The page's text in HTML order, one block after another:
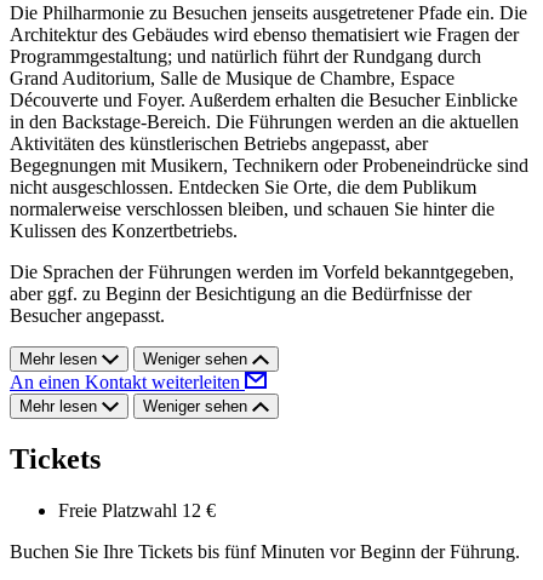
Die Philharmonie zu Besuchen jenseits ausgetretener Pfade ein. Die
Architektur des Gebäudes wird ebenso thematisiert wie Fragen der
Programmgestaltung; und natürlich führt der Rundgang durch
Grand Auditorium, Salle de Musique de Chambre, Espace
Découverte und Foyer. Außerdem erhalten die Besucher Einblicke
in den Backstage-Bereich. Die Führungen werden an die aktuellen
Aktivitäten des künstlerischen Betriebs angepasst, aber
Begegnungen mit Musikern, Technikern oder Probeneindrücke sind
nicht ausgeschlossen. Entdecken Sie Orte, die dem Publikum
normalerweise verschlossen bleiben, und schauen Sie hinter die
Kulissen des Konzertbetriebs.
Die Sprachen der Führungen werden im Vorfeld bekanntgegeben,
aber ggf. zu Beginn der Besichtigung an die Bedürfnisse der
Besucher angepasst.
Mehr lesen Weniger sehen
An einen Kontakt weiterleiten
Mehr lesen Weniger sehen
Tickets
Freie Platzwahl 12 €
Buchen Sie Ihre Tickets bis fünf Minuten vor Beginn der Führung.